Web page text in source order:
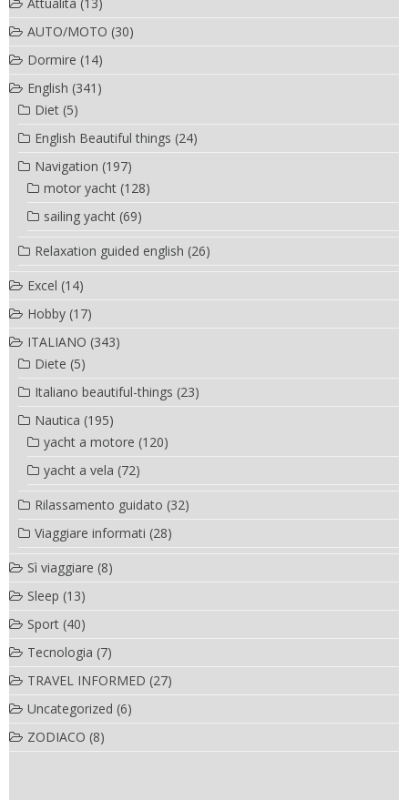
AUTO/MOTO (30)
Dormire (14)
English (341)
Diet (5)
English Beautiful things (24)
Navigation (197)
motor yacht (128)
sailing yacht (69)
Relaxation guided english (26)
Excel (14)
Hobby (17)
ITALIANO (343)
Diete (5)
Italiano beautiful-things (23)
Nautica (195)
yacht a motore (120)
yacht a vela (72)
Rilassamento guidato (32)
Viaggiare informati (28)
Sì viaggiare (8)
Sleep (13)
Sport (40)
Tecnologia (7)
TRAVEL INFORMED (27)
Uncategorized (6)
ZODIACO (8)